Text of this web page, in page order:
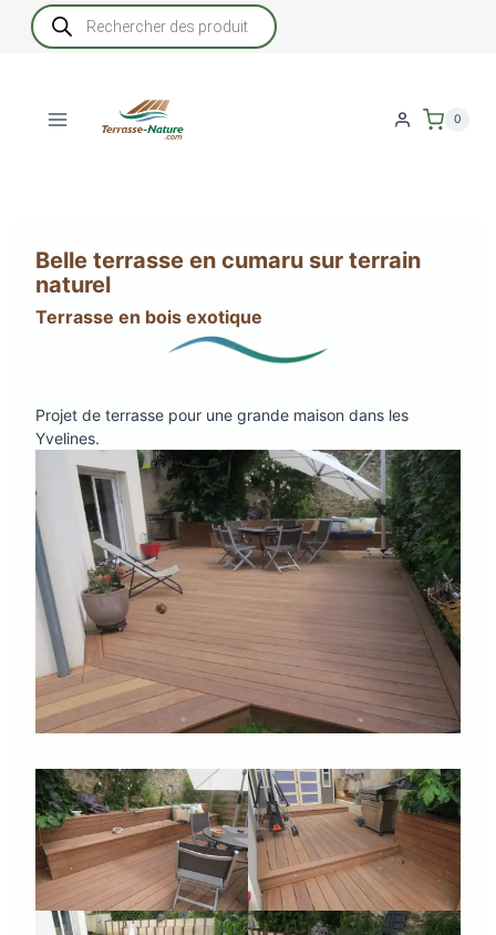
Recherche
de
produits
0
Belle terrasse en cumaru sur terrain
naturel
Terrasse en bois exotique
Projet de terrasse pour une grande maison dans les
Yvelines.